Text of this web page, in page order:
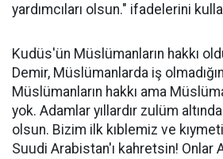
yardımcıları olsun." ifadelerini
Kudüs'ün Müslümanların hakkı
Demir, Müslümanlarda iş
Müslümanların hakkı ama
yok. Adamlar yıllardır zulüm
olsun. Bizim ilk kıblemiz ve
Suudi Arabistan'ı kahretsin! Onlar